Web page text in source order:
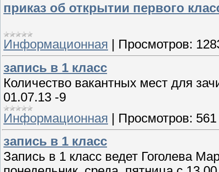
приказ об открытии первого
Информационная Просмотров:
запись в 1 класс
Количество вакантных мест для
01.07.13 -9
Информационная | Просмотров: 561
запись в 1 класс
Запись в 1 класс ведет Гоголева